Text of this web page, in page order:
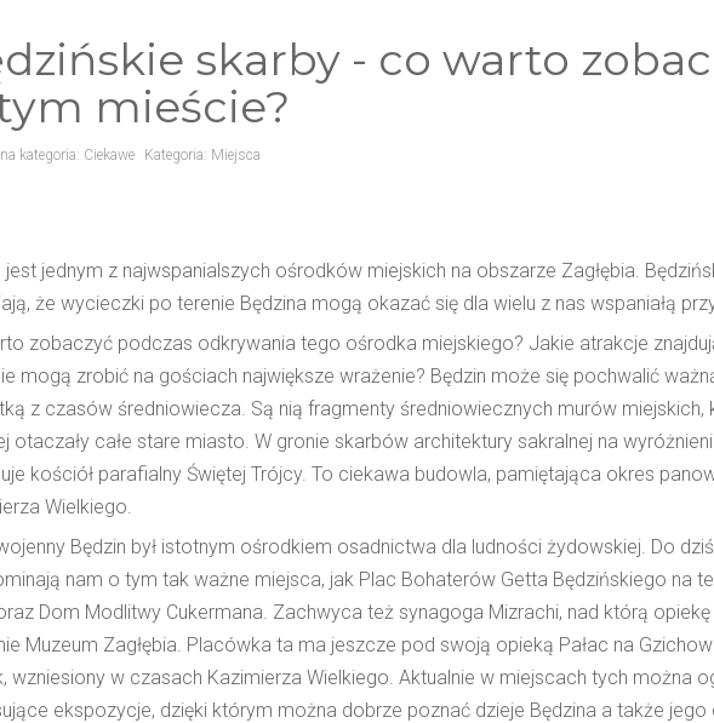
skarby - co warto
mieście?
kategoria: Ciekawe Kategoria: Miejsca
jest jednym z najwspanialszych ośrodków miejskich na obszarze Zagłębia.
że wycieczki po terenie Będzina mogą okazać się dla wielu z nas wspaniałą
zobaczyć podczas odkrywania tego ośrodka miejskiego? Jakie atrakcje
mogą zrobić na gościach największe wrażenie? Będzin może się pochwalić
z czasów średniowiecza. Są nią fragmenty średniowiecznych murów miejskich,
otaczały całe stare miasto. W gronie skarbów architektury sakralnej na
kościół parafialny Świętej Trójcy. To ciekawa budowla, pamiętająca okres
Wielkiego.
Będzin był istotnym ośrodkiem osadnictwa dla ludności żydowskiej. Do dziś
nam o tym tak ważne miejsca, jak Plac Bohaterów Getta Będzińskiego na
Dom Modlitwy Cukermana. Zachwyca też synagoga Mizrachi, nad którą opiekę
Muzeum Zagłębia. Placówka ta ma jeszcze pod swoją opieką Pałac na
wzniesiony w czasach Kazimierza Wielkiego. Aktualnie w miejscach tych można
ekspozycje, dzięki którym można dobrze poznać dzieje Będzina a także jego